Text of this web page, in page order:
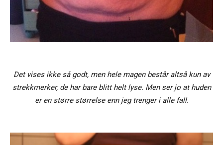
Det vises ikke så godt, men hele magen består altså kun av
strekkmerker, de har bare blitt helt lyse. Men ser jo at huden
er en større størrelse enn jeg trenger i alle fall.